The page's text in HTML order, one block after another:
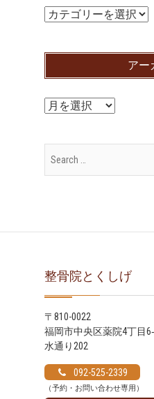
カ
ゴ
アー
ア
カ
イ
整骨院とくしげ
〒810-0022
福岡市中央区薬院4丁目
水通り202
092-525-2339
（予約・お問い合わせ専用）